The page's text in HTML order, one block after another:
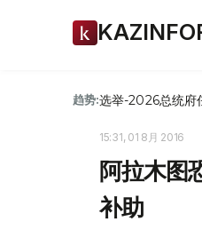
趋势:选举-2026总统府
15:31, 01 8月 2016
阿拉木图
补助